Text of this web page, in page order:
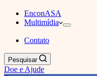
EnconASA
Multimídia
Contato
Pesquisar
Doe e Ajude